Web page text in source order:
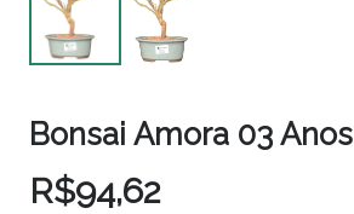
Bonsai Amora 03 Anos
R$94,62